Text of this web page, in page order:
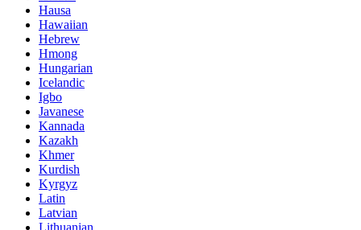
Hausa
Hawaiian
Hebrew
Hmong
Hungarian
Icelandic
Igbo
Javanese
Kannada
Kazakh
Khmer
Kurdish
Kyrgyz
Latin
Latvian
Lithuanian